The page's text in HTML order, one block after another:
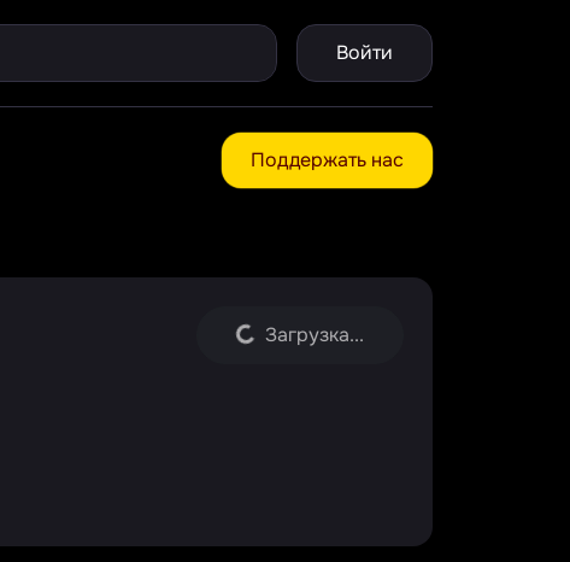
Войти
Поддержать нас
Загрузка...